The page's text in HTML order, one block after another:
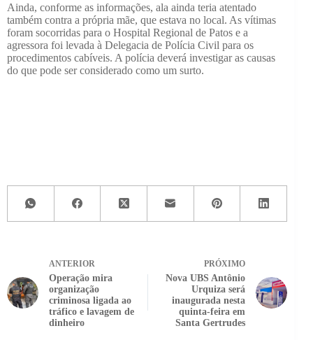
Ainda, conforme as informações, ala ainda teria atentado
também contra a própria mãe, que estava no local. As vítimas
foram socorridas para o Hospital Regional de Patos e a
agressora foi levada à Delegacia de Polícia Civil para os
procedimentos cabíveis. A polícia deverá investigar as causas
do que pode ser considerado como um surto.
ANTERIOR
Operação mira
organização
criminosa ligada ao
tráfico e lavagem de
dinheiro
PRÓXIMO
Nova UBS Antônio
Urquiza será
inaugurada nesta
quinta-feira em
Santa Gertrudes